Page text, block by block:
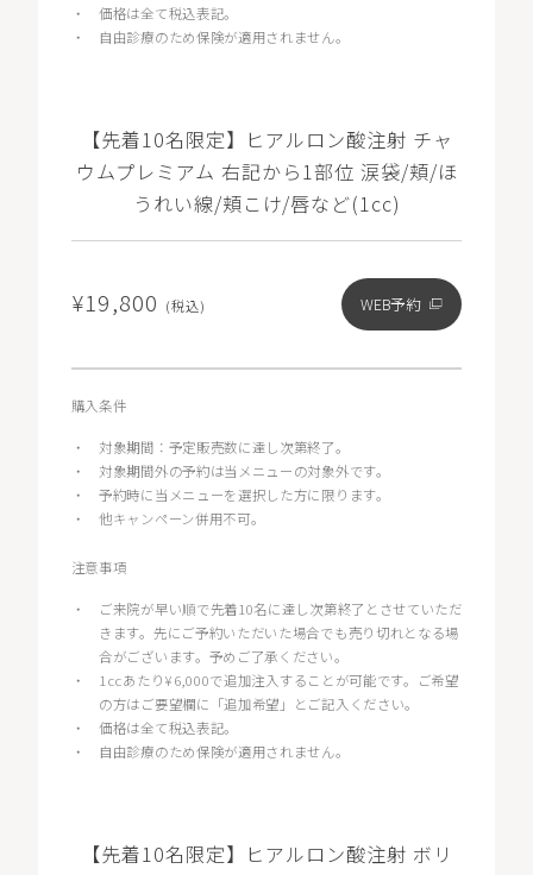
・価格は全て税込表記。
・
自由診療のため保険が適用されません。
【先着10名限定】ヒアルロン酸注射 チャ
ウムプレミアム 右記から1部位 涙袋/頬/ほ
うれい線/頬こけ/唇など(1cc)
¥19,800 (税込) WEB予約
購入条件
・ 対象期間：予定販売数に達し次第終了。
・ 対象期間外の予約は当メニューの対象外です。
・予約時に当メニューを選択した方に限ります。
・他キャンペーン併用不可。
注意事項
・
ご来院が早い順で先着10名に達し次第終了とさせていただ
きます。先にご予約いただいた場合でも売り切れとなる場
合がございます。予めご了承ください。
・
1ccあたり¥6,000で追加注入することが可能です。ご希望
の方はご要望欄に「追加希望」とご記入ください。
・価格は全て税込表記。
・
自由診療のため保険が適用されません。
【先着10名限定】ヒアルロン酸注射 ボリ